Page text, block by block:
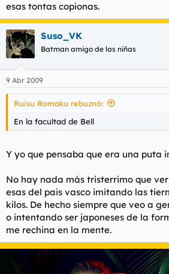
esas tontas copionas.
Suso_VK
Batman amigo de las niñas
9 Abr 2009
Ruisu Romaku rebuznó:
En la facultad de Bell
Y yo que pensaba que era una puta
No hay nada más tristerrimo que
esas del pais vasco imitando las
kilos. De hecho siempre que veo a
o intentando ser japoneses de la
me rechina en la mente.